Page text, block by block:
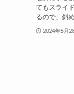
てもスライ
るので、斜
2024年5月